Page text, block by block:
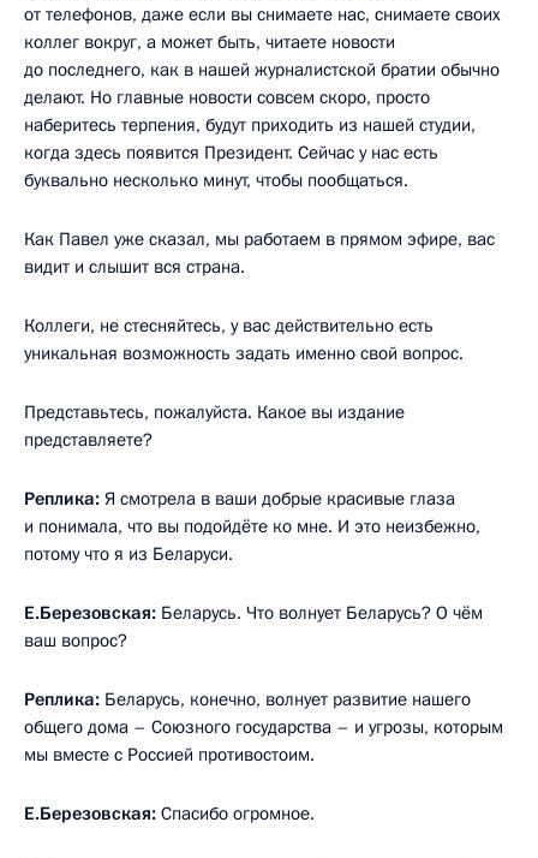
от телефонов, даже если вы снимаете нас, снимаете своих
коллег вокруг, а может быть, читаете новости
до последнего, как в нашей журналистской братии обычно
делают. Но главные новости совсем скоро, просто
наберитесь терпения, будут приходить из нашей студии,
когда здесь появится Президент. Сейчас у нас есть
буквально несколько минут, чтобы пообщаться.
Как Павел уже сказал, мы работаем в прямом эфире, вас
видит и слышит вся страна.
Коллеги, не стесняйтесь, у вас действительно есть
уникальная возможность задать именно свой вопрос.
Представьтесь, пожалуйста. Какое вы издание
представляете?
Реплика: Я смотрела в ваши добрые красивые глаза
и понимала, что вы подойдёте ко мне. И это неизбежно,
потому что я из Беларуси.
Е.Березовская: Беларусь. Что волнует Беларусь? О чём
ваш вопрос?
Реплика: Беларусь, конечно, волнует развитие нашего
общего дома – Союзного государства – и угрозы, которым
мы вместе с Россией противостоим.
Е.Березовская: Спасибо огромное.